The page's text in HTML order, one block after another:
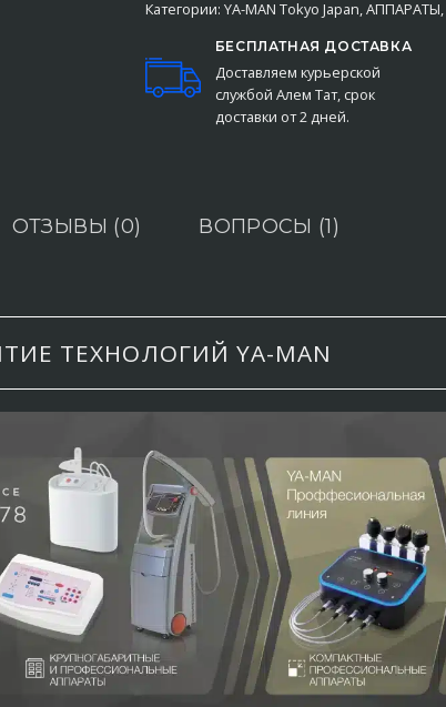
Категории: YA-MAN Tokyo Japan,АППАРАТЫ,
БЕСПЛАТНАЯ ДОСТАВКА
Доставляем курьерской
службой Алем Тат, срок
доставки от 2 дней.
ОТЗЫВЫ (0) ВОПРОСЫ (1)
ТЕХНОЛОГИЙ YA-MAN